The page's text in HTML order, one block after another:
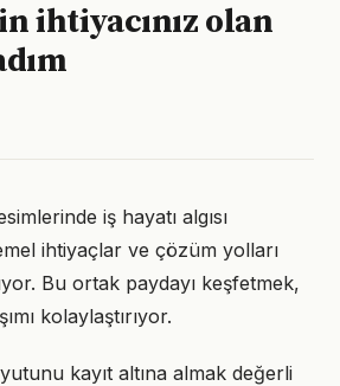
ihtiyacınız olan
iş hayatı algısı
ihtiyaçlar ve çözüm yolları
Bu ortak paydayı keşfetmek,
kolaylaştırıyor.
kayıt altına almak değerli